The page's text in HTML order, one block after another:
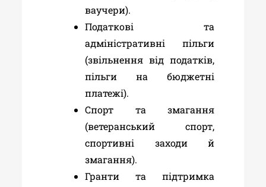
ваучери).
Податкові та
адміністративні пільги
(звільнення від податків,
пільги на бюджетні
платежі).
Спорт та змагання
(ветеранський спорт,
спортивні заходи й
змагання).
Гранти та підтримка